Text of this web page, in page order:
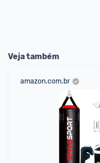
Veja também
amazon.com.br